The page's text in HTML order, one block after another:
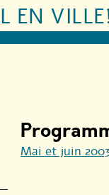
EN
Mai et juin